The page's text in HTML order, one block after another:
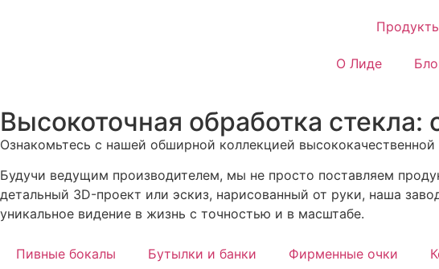
О Лиде
Высокоточная обработка
Ознакомьтесь с нашей обширной коллекцией высококачественной
Будучи ведущим производителем, мы не просто поставляем
детальный 3D-проект или эскиз, нарисованный от руки, наша
уникальное видение в жизнь с точностью и в масштабе.
Пивные бокалы Бутылки и банки Фирменные очки